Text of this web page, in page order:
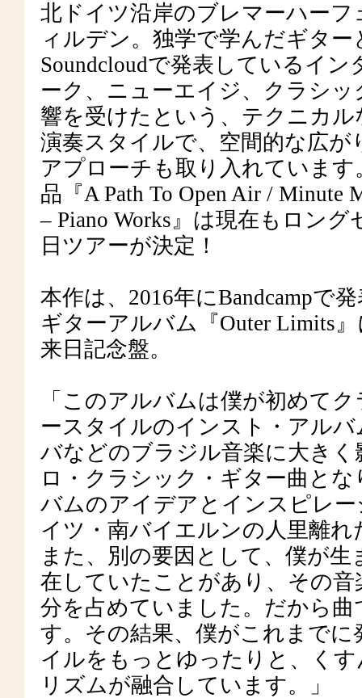
北ドイツ沿岸のブレマーハー
ィルデン。独学で学んだギター
Soundcloudで発表しているイ
ーク、ニューエイジ、クラシ
響を受けたという、テクニカ
演奏スタイルで、空間的な広
アプローチも取り入れていま
品『A Path To Open Air / Minute
– Piano Works』は現在もロン
日ツアーが決定！
本作は、2016年にBandcampで
ギターアルバム『Outer Limits
来日記念盤。
「このアルバムは僕が初めて
ースタイルのインスト・アル
バなどのブラジル音楽に大き
ロ・クラシック・ギター曲と
バムのアイデアとインスピレ
イツ・南バイエルンの人里離
また、別の要因として、僕が
在していたことがあり、その
分を占めていました。だから
す。その結果、僕がこれまで
イルをもっとゆったりと、く
リズムが融合しています。」